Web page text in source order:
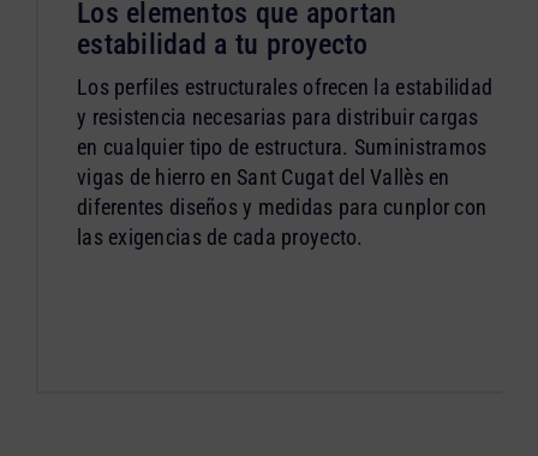
Los elementos que aportan
estabilidad a tu proyecto
Los perfiles estructurales ofrecen la estabilidad
y resistencia necesarias para distribuir cargas
en cualquier tipo de estructura. Suministramos
vigas de hierro en Sant Cugat del Vallès en
diferentes diseños y medidas para cunplor con
las exigencias de cada proyecto.